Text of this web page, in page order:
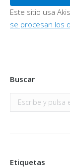
Este sitio usa
se procesan los
Buscar
Buscar:
Etiquetas